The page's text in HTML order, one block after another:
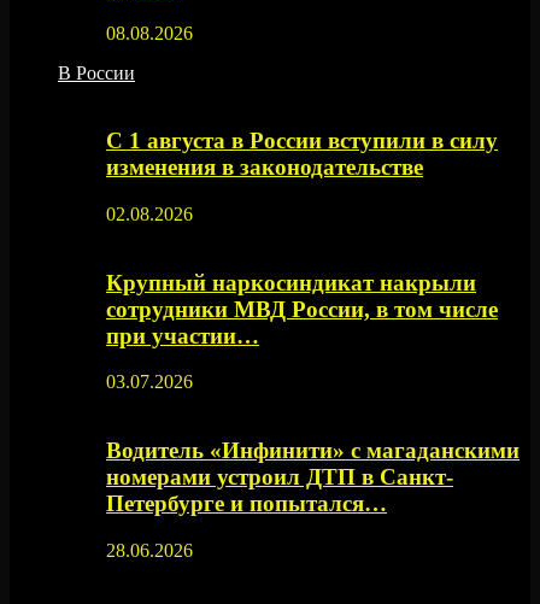
08.08.2026
В России
С 1 августа в России вступили в силу
изменения в законодательстве
02.08.2026
Крупный наркосиндикат накрыли
сотрудники МВД России, в том числе
при участии…
03.07.2026
Водитель «Инфинити» с магаданскими
номерами устроил ДТП в Санкт-
Петербурге и попытался…
28.06.2026